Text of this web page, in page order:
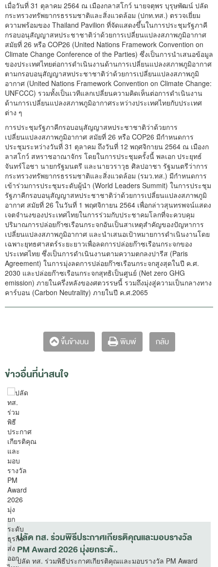
เมื่อวันที่ 31 ตุลาคม 2564 ณ เมืองกลาสโกว์ นายจตุพร บุรุษพัฒน์ ปลัด
กระทรวงทรัพยากรธรรมชาติและสิ่งแวดล้อม (ปกท.ทส.) ตรวจเยี่ยม
ความพร้อมของ Thailand Pavilion ที่จัดแสดงขึ้นในการประชุมรัฐภาคี
กรอบอนุสัญญาสหประชาชาติว่าด้วยการเปลี่ยนแปลงสภาพภูมิอากาศ
สมัยที่ 26 หรือ COP26 (United Nations Framework Convention on
Climate Change Conference of the Parties) ซึ่งเป็นการนำเสนอข้อมูล
ของประเทศไทยต่อการดำเนินงานด้านการเปลี่ยนแปลงสภาพภูมิอากาศ
ตามกรอบอนุสัญญาสหประชาชาติว่าด้วยการเปลี่ยนแปลงสภาพภูมิ
อากาศ (United Nations Framework Convention on Climate Change:
UNFCCC) รวมทั้งเป็นเวทีแลกเปลี่ยนความคิดเห็นต่อการดำเนินงาน
ด้านการเปลี่ยนแปลงสภาพภูมิอากาศระหว่างประเทศไทยกับประเทศ
ต่าง ๆ
การประชุมรัฐภาคีกรอบอนุสัญญาสหประชาชาติว่าด้วยการ
เปลี่ยนแปลงสภาพภูมิอากาศ สมัยที่ 26 หรือ COP26 มีกำหนดการ
ประชุมระหว่างวันที่ 31 ตุลาคม ถึงวันที่ 12 พฤศจิกายน 2564 ณ เมืองก
ลาสโกว์ สหราชอาณาจักร โดยในการประชุมครั้งนี้ พลเอก ประยุทธ์
จันทร์โอชา นายกรัฐมนตรี และนายวราวุธ ศิลปอาชา รัฐมนตรีว่าการ
กระทรวงทรัพยากรธรรมชาติและสิ่งแวดล้อม (รมว.ทส.) มีกำหนดการ
เข้าร่วมการประชุมระดับผู้นำ (World Leaders Summit) ในการประชุม
รัฐภาคีกรอบอนุสัญญาสหประชาชาติว่าด้วยการเปลี่ยนแปลงสภาพภูมิ
อากาศ สมัยที่ 26 ในวันที่ 1 พฤศจิกายน 2564 เพื่อกล่าวสุนทรพจน์แสดง
เจตจำนงของประเทศไทยในการร่วมกับประชาคมโลกที่จะควบคุม
ปริมาณการปล่อยก๊าซเรือนกระจกอันเป็นสาเหตุสำคัญของปัญหาการ
เปลี่ยนแปลงสภาพภูมิอากาศ และนำเสนอเป้าหมายการดำเนินงานโดย
เฉพาะยุทธศาสตร์ระยะยาวเพื่อลดการปล่อยก๊าซเรือนกระจกของ
ประเทศไทย ซึ่งเป็นการดำเนินงานตามความตกลงปารีส (Paris
Agreement) ในการมุ่งลดการปล่อยก๊าซเรือนกระจกสูงสุดในปี ค.ศ.
2030 และปล่อยก๊าซเรือนกระจกสุทธิเป็นศูนย์ (Net zero GHG
emission) ภายในครึ่งหลังของศตวรรษนี้ รวมถึงมุ่งสู่ความเป็นกลางทาง
คาร์บอน (Carbon Neutrality) ภายในปี ค.ศ.2065
ขึ้นข้างบน พิมพ์ กลับ
ข่าวอื่นที่น่าสนใจ
ปลัด ทส. ร่วมพิธีประกาศเกียรติคุณและมอบรางวัล
PM Award 2026 มุ่งยกระดั..
ปลัด ทส. ร่วมพิธีประกาศเกียรติคุณและมอบรางวัล PM Award